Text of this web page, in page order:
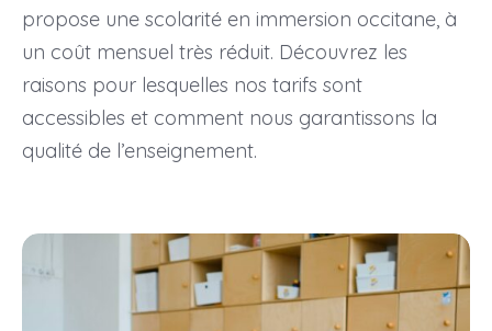
propose une scolarité en immersion occitane, à
un coût mensuel très réduit. Découvrez les
raisons pour lesquelles nos tarifs sont
accessibles et comment nous garantissons la
qualité de l’enseignement.